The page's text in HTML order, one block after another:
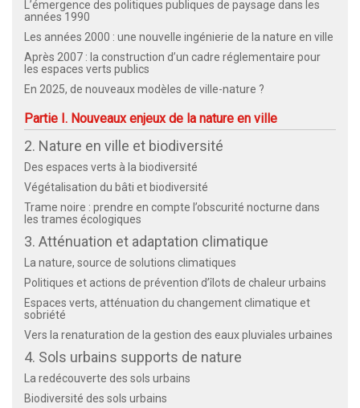
L’émergence des politiques publiques de paysage dans les
années 1990
Les années 2000 : une nouvelle ingénierie de la nature en ville
Après 2007 : la construction d’un cadre réglementaire pour
les espaces verts publics
En 2025, de nouveaux modèles de ville-nature ?
Partie I. Nouveaux enjeux de la nature en ville
2. Nature en ville et biodiversité
Des espaces verts à la biodiversité
Végétalisation du bâti et biodiversité
Trame noire : prendre en compte l’obscurité nocturne dans
les trames écologiques
3. Atténuation et adaptation climatique
La nature, source de solutions climatiques
Politiques et actions de prévention d’îlots de chaleur urbains
Espaces verts, atténuation du changement climatique et
sobriété
Vers la renaturation de la gestion des eaux pluviales urbaines
4. Sols urbains supports de nature
La redécouverte des sols urbains
Biodiversité des sols urbains